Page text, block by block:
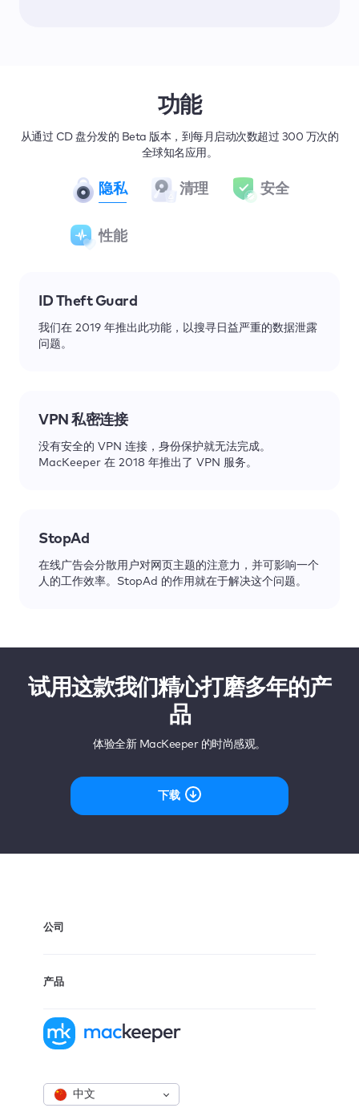
功能
从通过 CD 盘分发的 Beta 版本，到每月启动次数超过 300 万次的
全球知名应用。
隐私 清理 安全
性能
ID Theft Guard
我们在 2019 年推出此功能，以搜寻日益严重的数据泄露
问题。
VPN 私密连接
没有安全的 VPN 连接，身份保护就无法完成。
MacKeeper 在 2018 年推出了 VPN 服务。
StopAd
在线广告会分散用户对网页主题的注意力，并可影响一个
人的工作效率。StopAd 的作用就在于解决这个问题。
试用这款我们精心打磨多年的产
品
体验全新 MacKeeper 的时尚感观。
下载
中文
公司
产品